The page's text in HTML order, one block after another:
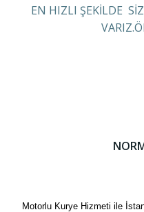
EN HIZLI ŞEKİLDE
Motorlu Kurye Hizmeti ile